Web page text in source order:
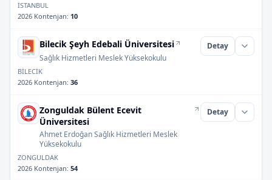
İSTANBUL
2026 Kontenjan: 10
Bilecik Şeyh Edebali Üniversitesi
Sağlık Hizmetleri Meslek Yüksekokulu
Detay
BİLECİK
2026 Kontenjan: 36
Zonguldak Bülent Ecevit
Üniversitesi
Ahmet Erdoğan Sağlık Hizmetleri Meslek
Yüksekokulu
Detay
ZONGULDAK
2026 Kontenjan: 54